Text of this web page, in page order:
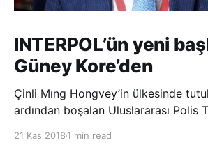
INTERPOL’ün yeni
Güney Kore’den
Çinli Mıng Hongvey’in ülkesinde
ardından boşalan Uluslararası Polis
21 Kas 2018 1 min read